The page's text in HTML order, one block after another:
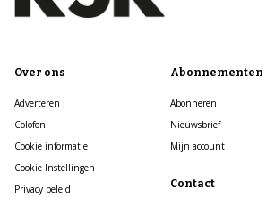
Over ons
Adverteren
Colofon
Cookie informatie
Cookie Instellingen
Privacy beleid
Abonnementen
Abonneren
Nieuwsbrief
Mijn account
Contact